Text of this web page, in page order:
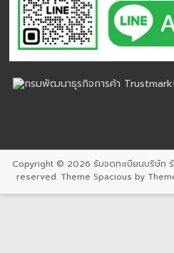
Copyright © 2026 รับจดทะเบียนบริษัท
reserved. ThemeSpacious by